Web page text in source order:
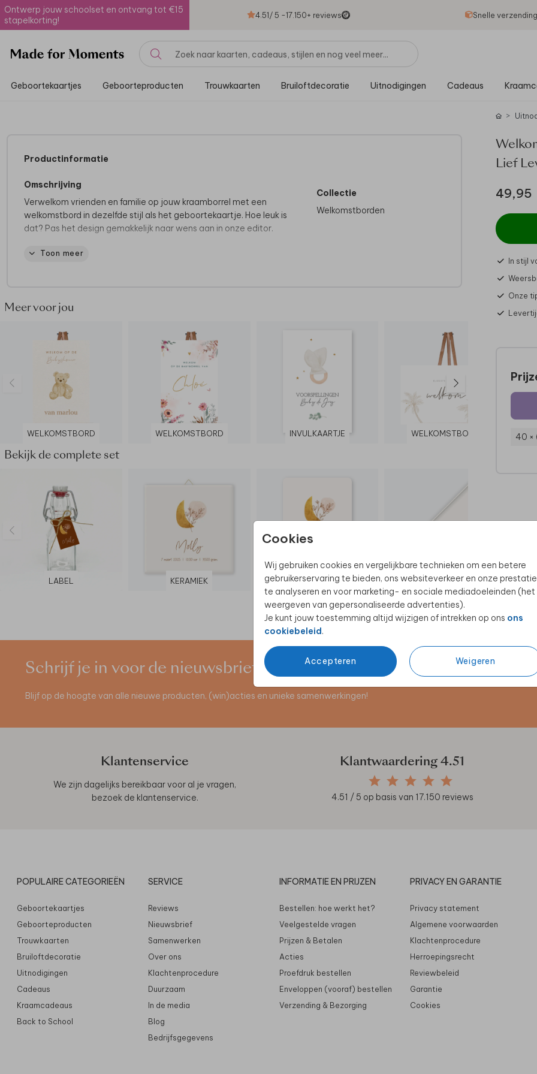
Ontwerp jouw schoolset en ontvang tot €15
stapelkorting!
4.51/ 5 -17.150+ reviews Snelle
Geboortekaartjes Geboorteproducten Trouwkaarten Bruiloftdecoratie Uitnodigingen Cadeaus
Cookies
Wij gebruiken cookies en vergelijkbare technieken om een betere
gebruikerservaring te bieden, ons websiteverkeer en onze
te analyseren en voor marketing- en sociale mediadoeleinden (het
weergeven van gepersonaliseerde advertenties).
Je kunt jouw toestemming altijd wijzigen of intrekken op ons ons
cookiebeleid.
Accepteren Weigeren
Productinformatie
Omschrijving
Verwelkom vrienden en familie op jouw kraamborrel met een
welkomstbord in dezelfde stijl als het geboortekaartje. Hoe leuk is
dat? Pas het design gemakkelijk naar wens aan in onze editor.
Dit bord wordt gedrukt op het materiaal forex van 5 mm dik. Dit is
Toon meer
Collectie
Welkomstborden
Meer voor jou
WELKOMSTBORD WELKOMSTBORD INVULKAARTJE WELKOMSTBORD
Bekijk de complete set
LABEL KERAMIEK GEBOORTEVLAG
Lief
49,95
In stijl
Onze
40 ×
Schrijf je in voor de nieuwsbrief
Blijf op de hoogte van alle nieuwe producten, (win)acties en unieke samenwerkingen!
Klantenservice
We zijn dagelijks bereikbaar voor al je vragen,
bezoek de klantenservice.
Klantwaardering4.51
4.51 / 5 op basis van 17.150 reviews
POPULAIRE CATEGORIEËN
Geboortekaartjes
Geboorteproducten
Trouwkaarten
Bruiloftdecoratie
Uitnodigingen
Cadeaus
Kraamcadeaus
Back to School
SERVICE
Reviews
Nieuwsbrief
Samenwerken
Over ons
Klachtenprocedure
Duurzaam
In de media
Blog
Bedrijfsgegevens
INFORMATIE EN PRIJZEN
Bestellen: hoe werkt het?
Veelgestelde vragen
Prijzen & Betalen
Acties
Proefdruk bestellen
Enveloppen (vooraf) bestellen
Verzending & Bezorging
PRIVACY EN GARANTIE
Privacy statement
Algemene voorwaarden
Klachtenprocedure
Herroepingsrecht
Reviewbeleid
Garantie
Cookies